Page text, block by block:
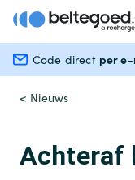
Code direct per
< Nieuws
Achteraf